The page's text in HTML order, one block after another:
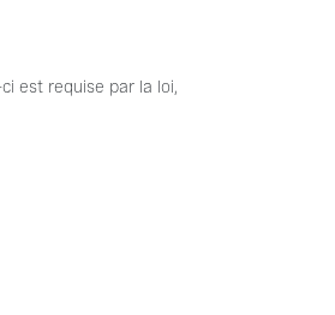
est requise par la loi,